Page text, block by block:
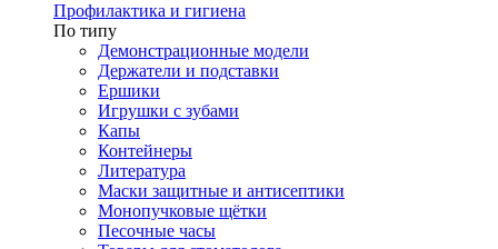
Профилактика и гигиена
По типу
Демонстрационные модели
Держатели и подставки
Ершики
Игрушки с зубами
Капы
Контейнеры
Литература
Маски защитные и антисептики
Монопучковые щётки
Песочные часы